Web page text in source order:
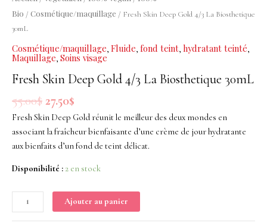
Bio / Cosmétique/maquillage / Fresh Skin Deep Gold 4/3 La Biosthetique
30mL
Cosmétique/maquillage, Fluide, fond teint, hydratant teinté,
Maquillage, Soins visage
Fresh Skin Deep Gold 4/3 La Biosthetique 30mL
55.00$27.50$
Fresh Skin Deep Gold réunit le meilleur des deux mondes en
associant la fraîcheur bienfaisante d’une crème de jour hydratante
aux bienfaits d’un fond de teint délicat.
Disponibilité : 2 en stock
Biosthetique
30mL
Ajouter au panier